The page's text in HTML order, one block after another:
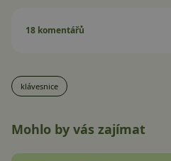
18 komentářů
klávesnice
Mohlo by vás zajímat